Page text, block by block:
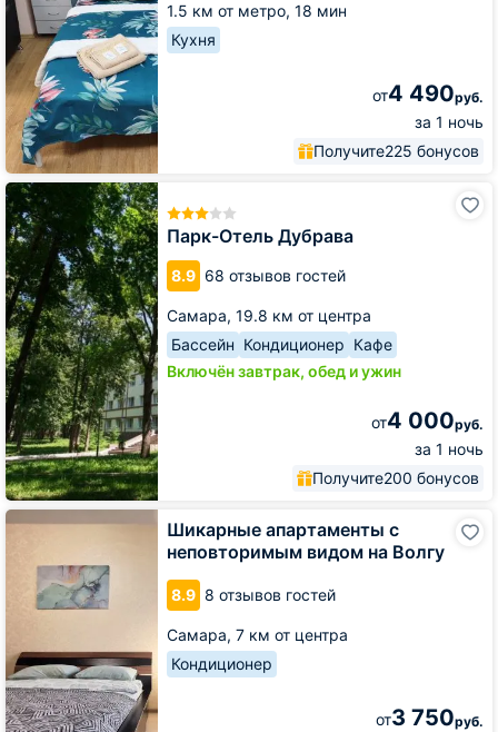
1.5 км от метро, 18 мин
Кухня
от4 490руб.
за 1 ночь
Получите225 бонусов
Парк-Отель Дубрава
8.9 68 отзывов гостей
Самара, 19.8 км от центра
Бассейн Кондиционер Кафе
Включён завтрак, обед и ужин
от4 000руб.
за 1 ночь
Получите200 бонусов
Парк-
Отель
Дубрава
Шикарные апартаменты с
неповторимым видом на Волгу
8.9 8 отзывов гостей
Самара, 7 км от центра
Кондиционер
от3 750руб.
Шикарные
неповторимым
видом